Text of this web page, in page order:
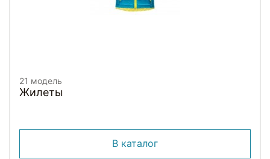
21 модель
Жилеты
В каталог